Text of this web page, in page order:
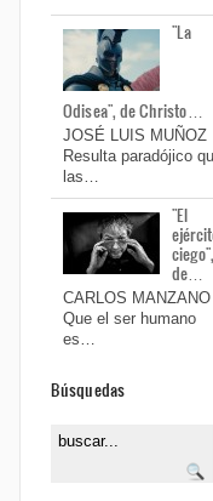
"La
Odisea", de Christo…
JOSÉ LUIS MUÑOZ
Resulta paradójico
las…
"El
de…
CARLOS MANZANO
Que el ser humano
es…
Búsquedas